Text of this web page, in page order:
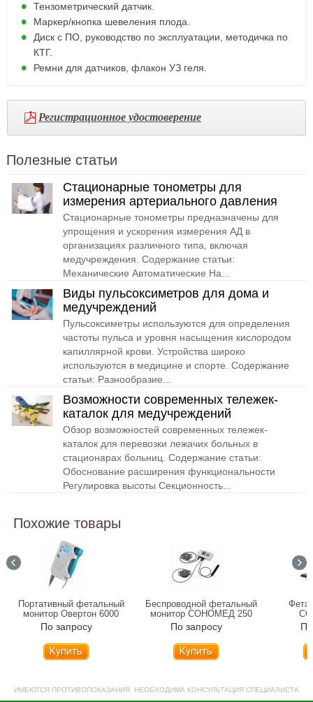
Тензометрический датчик.
Маркер/кнопка шевеления плода.
Диск с ПО, руководство по эксплуатации, методичка по
КТГ.
Ремни для датчиков, флакон УЗ геля.
Регистрационное удостоверение
Полезные статьи
Стационарные тонометры для
измерения артериального давления
Стационарные тонометры предназначены для
упрощения и ускорения измерения АД в
организациях различного типа, включая
медучреждения. Содержание статьи:
Механические Автоматические На...
Виды пульсоксиметров для дома и
медучреждений
Пульсоксиметры используются для определения
частоты пульса и уровня насыщения кислородом
капиллярной крови. Устройства широко
используются в медицине и спорте. Содержание
статьи: Разнообразие...
Возможности современных тележек-
каталок для медучреждений
Обзор возможностей современных тележек-
каталок для перевозки лежачих больных в
стационарах больниц. Содержание статьи:
Обоснование расширения функциональности
Регулировка высоты Секционность...
Похожие товары
Портативный фетальный
монитор Овертон 6000
По запросу
Купить
Беспроводной фетальный
монитор СОНОМЕД 250
По запросу
Купить
ИМЕЮТСЯ ПРОТИВОПОКАЗАНИЯ. НЕОБХОДИМА КОНСУЛЬТАЦИЯ СПЕЦИАЛИСТА